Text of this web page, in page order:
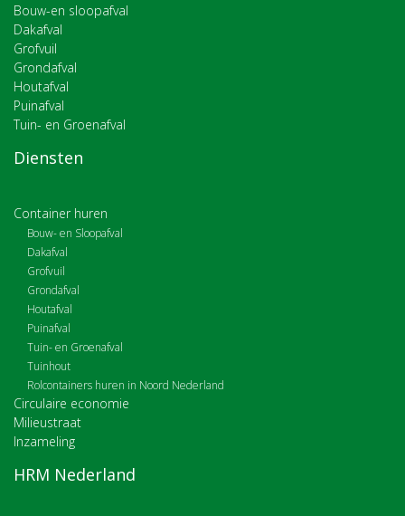
Bouw-en sloopafval
Dakafval
Grofvuil
Grondafval
Houtafval
Puinafval
Tuin- en Groenafval
Diensten
Container huren
Bouw- en Sloopafval
Dakafval
Grofvuil
Grondafval
Houtafval
Puinafval
Tuin- en Groenafval
Tuinhout
Rolcontainers huren in Noord Nederland
Circulaire economie
Milieustraat
Inzameling
HRM Nederland